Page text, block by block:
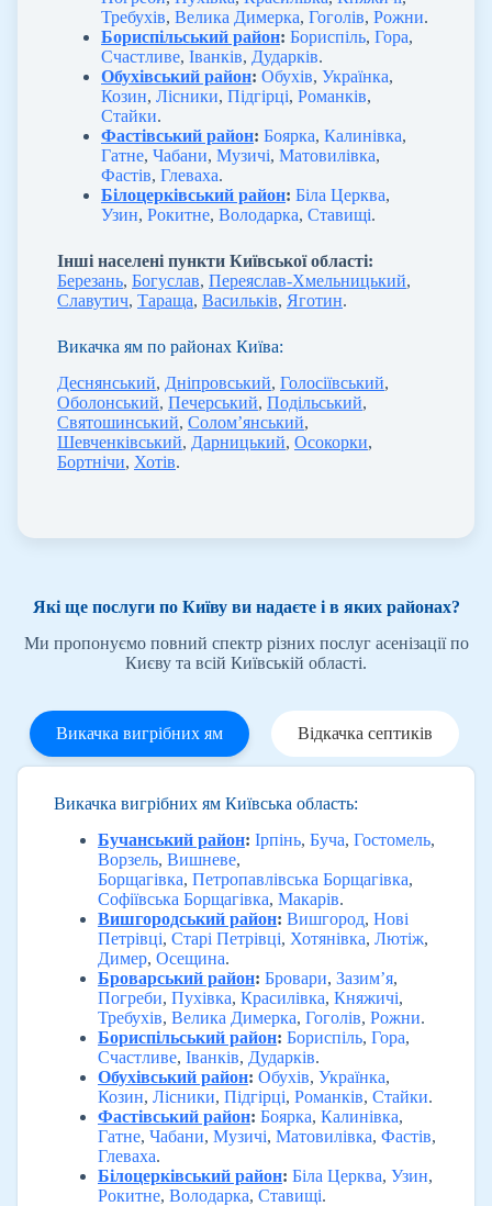
Требухів, Велика Димерка, Гоголів, Рожни.
Бориспільський район: Бориспіль, Гора,
Счастливе, Іванків, Дударків.
Обухівський район: Обухів, Українка,
Козин, Лісники, Підгірці, Романків,
Стайки.
Фастівський район: Боярка, Калинівка,
Гатне, Чабани, Музичі, Матовилівка,
Фастів, Глеваха.
Білоцерківський район: Біла Церква,
Узин, Рокитне, Володарка, Ставищі.
Інші населені пункти Київської області:
Березань, Богуслав, Переяслав-Хмельницький,
Славутич, Тараща, Васильків, Яготин.
Викачка ям по районах Київа:
Деснянський, Дніпровський, Голосіївський,
Оболонський, Печерський, Подільський,
Святошинський, Солом’янський,
Шевченківський, Дарницький, Осокорки,
Бортнічи, Хотів.
Які ще послуги по Київу ви надаєте і в яких районах?
Ми пропонуємо повний спектр різних послуг асенізації по
Києву та всій Київській області.
Викачка вигрібних ям Відкачка септиків
Викачка вигрібних ям Київська область:
Бучанський район: Ірпінь, Буча, Гостомель,
Ворзель, Вишневе,
Борщагівка, Петропавлівська Борщагівка,
Софіївська Борщагівка, Макарів.
Вишгородський район: Вишгород, Нові
Петрівці, Старі Петрівці, Хотянівка, Лютіж,
Димер, Осещина.
Броварський район: Бровари, Зазим’я,
Погреби, Пухівка, Красилівка, Княжичі,
Требухів, Велика Димерка, Гоголів, Рожни.
Бориспільський район: Бориспіль, Гора,
Счастливе, Іванків, Дударків.
Обухівський район: Обухів, Українка,
Козин, Лісники, Підгірці, Романків, Стайки.
Фастівський район: Боярка, Калинівка,
Гатне, Чабани, Музичі, Матовилівка, Фастів,
Глеваха.
Білоцерківський район: Біла Церква, Узин,
Рокитне, Володарка, Ставищі.